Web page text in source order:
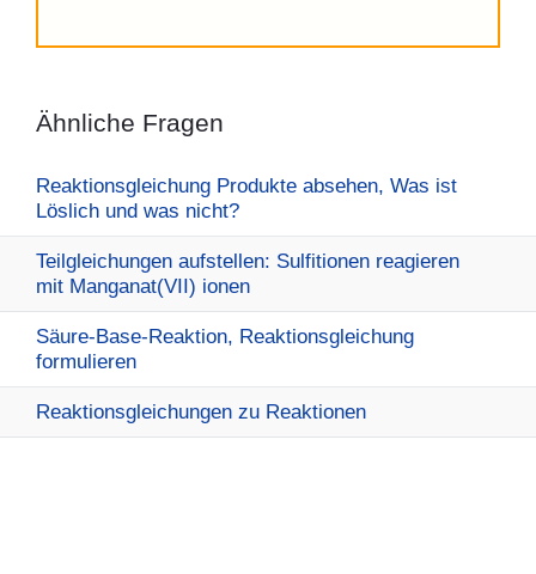
Ähnliche Fragen
Reaktionsgleichung Produkte absehen, Was ist
Löslich und was nicht?
Teilgleichungen aufstellen: Sulfitionen reagieren
mit Manganat(VII) ionen
Säure-Base-Reaktion, Reaktionsgleichung
formulieren
Reaktionsgleichungen zu Reaktionen